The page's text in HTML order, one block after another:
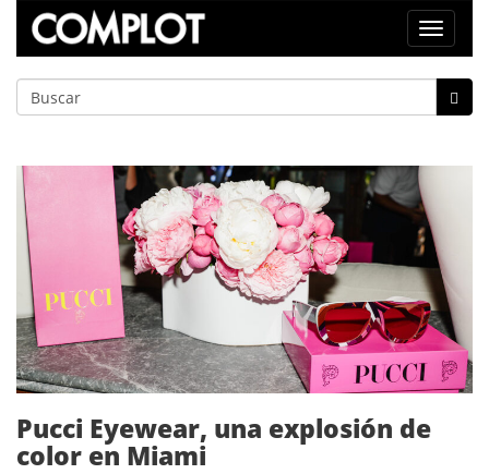
Toggle
Pucci Eyewear, una explosión de
color en Miami